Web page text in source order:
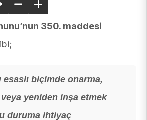
350. maddesi
esaslı biçimde onarma,
yeniden inşa etmek
duruma ihtiyaç